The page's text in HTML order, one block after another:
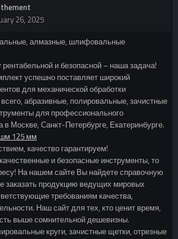
26, 2025
алмазные, шлифовальные
и безопасной – наша задача!
успешно поставляет широкий
для механической обработки
абразивные, полировальные, зачистные
для профессионального
в Москве, Санкт-Петербурге, Екатеринбурге.
125 мм
качество гарантируем!
и безопасные инструменты, то
На нашем сайте Вы найдете справочную
продукцию ведущих мировых
требованиям качества,
Наш сайт для тех, кто ценит время,
выше сомнительной дешевизны.
круги, зачистные щетки, отрезные